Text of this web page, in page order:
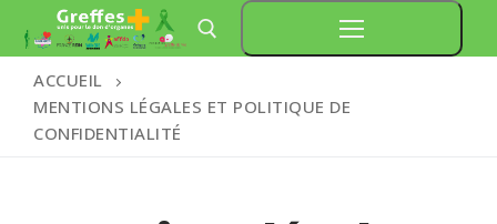
au
contenu
ACCUEIL
MENTIONS LÉGALES ET POLITIQUE DE
CONFIDENTIALITÉ